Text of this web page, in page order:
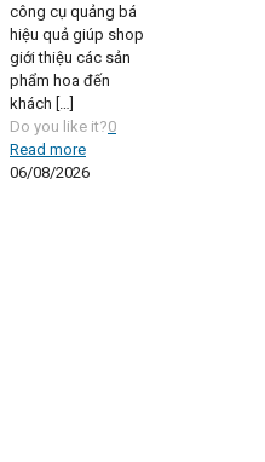
công cụ quảng bá
hiệu quả giúp shop
giới thiệu các sản
phẩm hoa đến
khách
Do you like it?0
Read more
06/08/2026